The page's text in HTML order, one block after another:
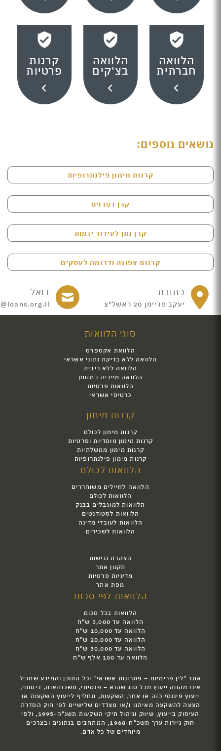
הלוואה
חברתית
הלוואה
בצ'קים
קרנות
פרטיות
נושאים נוספים:
קרנות מימון פילנתרופיות
קרן דטרויט
קרן נתן לעידוד יזמות
קרנות צפונה ודרומה לעסקים
כתובת
יעקב פריימן 20 ראשל"צ
דואל
סוגי הלוואות
הלוואת אקספרס
הלוואה ללא בדיקת נתוני אשראי
הלוואה ללא ריבית
הלוואה מיידית במזומן
הלוואות פרטיות
כרטיסי אשראי
קרנות מימון
קרנות מימון לכולם
קרנות מימון מוסדיות ופרטיות
קרנות מימון ממשלתיות
קרנות מימון פילנתרופיות
הלוואות לכולם
הלוואה לחיילים משוחררים
הלוואות לכולם
הלוואות למוגבלים בבנק
הלוואות לסטודנטים
הלוואות לעובדי מדינה
הלוואות לשכירים
הצהרת נגישות
תקנון אתר
מדיניות פרטיות
מפת אתר
הלוואות לפי סכום
הלוואות בכל סכום
הלוואה עד 5,000 ש"ח
הלוואה עד 10,000 ש"ח
הלוואה עד 20,000 ש"ח
הלוואה עד 50,000 ש"ח
הלוואה עד 100 אלף ש"ח
אתר "לין פרימיום – פתרונות אשראי" וכל התוכן והמידע שמכיל
אינו מהווה ייעוץ מכל סוג שהוא – פנסיוני, משכנתאות, ביטוחי,
ייעוץ פיננסי כזה או אחר, השקעות, תחליף לייעוץ השקעות או
הצעה להשקעה מאיתנו ו/או מצדדים שלישיים לפי חוק הסדרת
העיסוק בייעוץ, שיווק וניהול תיקי השקעות תשנ"ה-1995, ולפי
חוק ניירות ערך תשכ"ח-1968, המתחבים בנתונים ובצרכים
מיוחדים של כל אדם.